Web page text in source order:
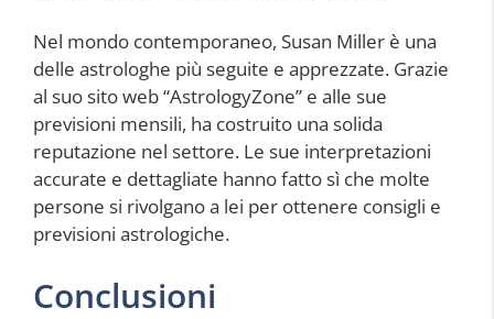
Nel mondo contemporaneo, Susan Miller è una
delle astrologhe più seguite e apprezzate. Grazie
al suo sito web “AstrologyZone” e alle sue
previsioni mensili, ha costruito una solida
reputazione nel settore. Le sue interpretazioni
accurate e dettagliate hanno fatto sì che molte
persone si rivolgano a lei per ottenere consigli e
previsioni astrologiche.
Conclusioni